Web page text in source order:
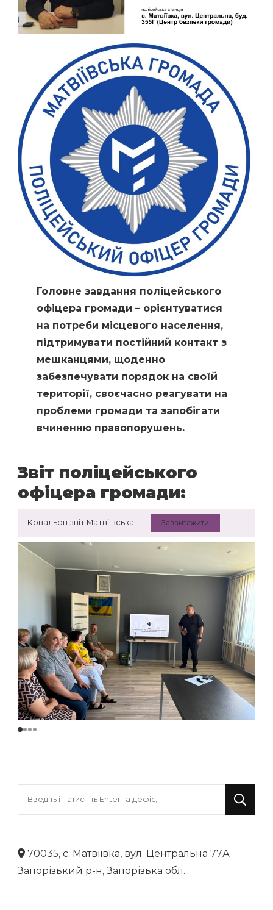
Головне завдання поліцейського
офіцера громади – орієнтуватися
на потреби місцевого населення,
підтримувати постійний контакт з
мешканцями, щоденно
забезпечувати порядок на своїй
території, своєчасно реагувати на
проблеми громади та запобігати
вчиненню правопорушень.
Звіт поліцейського
офіцера громади:
Ковальов звіт Матвіївська ТГ. Завантажити
70035, с. Матвіївка, вул. Центральна 77А
Запорізький р-н, Запорізька обл.